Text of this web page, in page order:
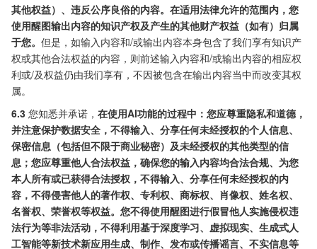
其他权益）、违反公序良俗的内容。在适用法律允许的范围内，您
使用醒图输出内容的知识产权及产生的其他财产权益（如有）归属
于您。 但是，如输入内容和/或输出内容本身包含了我们享有知识产
权或其他合法权益的内容，则前述输入内容和/或输出内容的相应权
利或/及权益仍由我们享有，不因被包含在输出内容当中而改变其权
属。
6.3 您知悉并承诺， 在使用AI功能的过程中：您应尊重隐私和道德，
并注意保护数据安全，不得输入、分享任何未经授权的个人信息、
保密信息（包括但不限于商业秘密）及未经授权的其他类型的信
息；您应尊重他人合法权益，确保您的输入内容均合法合规、为您
本人所有或已获得合法授权，不得输入、分享任何未经授权的内
容，不得侵害他人的著作权、专利权、商标权、肖像权、姓名权、
名誉权、荣誉权等权益。您不得使用醒图进行假冒他人实施侵权违
法行为等非法活动，不得利用基于深度学习、虚拟现实、生成式人
工智能等新技术新应用生成、制作、发布或传播谣言、不实信息等